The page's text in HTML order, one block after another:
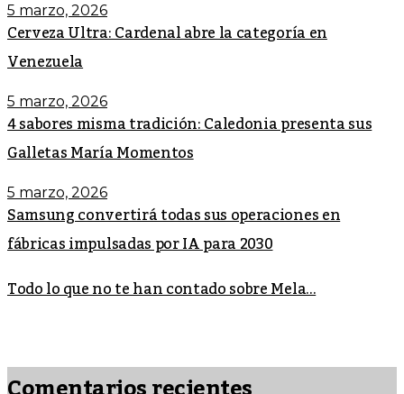
5 marzo, 2026
Cerveza Ultra: Cardenal abre la categoría en
Venezuela
5 marzo, 2026
4 sabores misma tradición: Caledonia presenta sus
Galletas María Momentos
5 marzo, 2026
Samsung convertirá todas sus operaciones en
fábricas impulsadas por IA para 2030
Todo lo que no te han contado sobre Mela...